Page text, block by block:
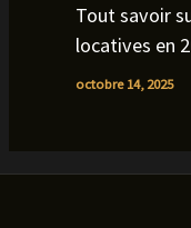
Tout savoir
locatives en
octobre 14, 2025